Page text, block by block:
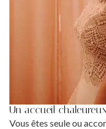
Un accueil
Vous êtes seule ou